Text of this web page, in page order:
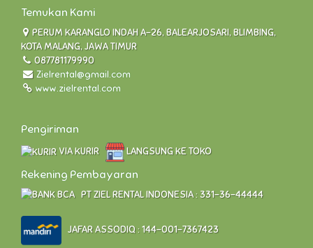
Temukan Kami
PERUM KARANGLO INDAH A-26, BALEARJOSARI, BLIMBING,
KOTA MALANG, JAWA TIMUR
087781179990
Zielrental@gmail.com
www.zielrental.com
Pengiriman
VIA KURIR LANGSUNG KE TOKO
Rekening Pembayaran
PT ZIEL RENTAL INDONESIA : 331-36-44444
JAFAR ASSODIQ : 144-001-7367423